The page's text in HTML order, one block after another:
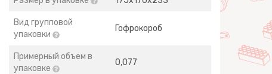
Вид групповой
упаковки
Гофрокороб
Примерный объем в
упаковке
0,077